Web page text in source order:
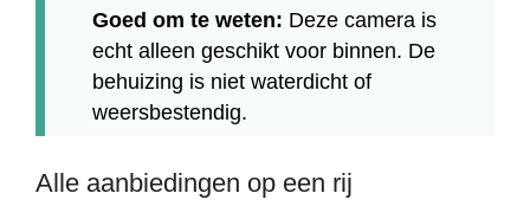
Goed om te weten: Deze camera is
echt alleen geschikt voor binnen. De
behuizing is niet waterdicht of
weersbestendig.
Alle aanbiedingen op een rij